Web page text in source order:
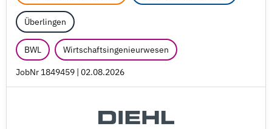
Überlingen
BWL Wirtschaftsingenieurwesen
JobNr 1849459 | 02.08.2026